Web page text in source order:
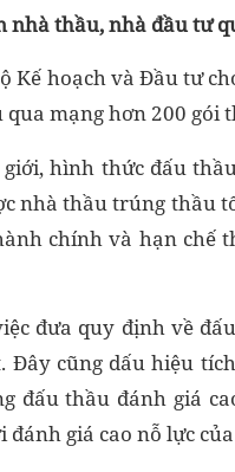
nhà thầu, nhà đầu tư
Kế hoạch và Đầu tư
qua mạng hơn 200 gói
hình thức đấu
nhà thầu trúng thầu
chính và hạn chế
đưa quy định về
Đây cũng dấu hiệu
đấu thầu đánh giá
đánh giá cao nỗ lực